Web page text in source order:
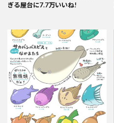
ぎる屋台に7.7万いいね!